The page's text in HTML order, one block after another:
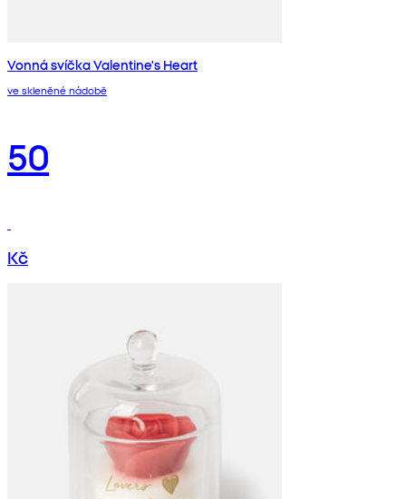
Vonná svíčka Valentine's Heart
ve skleněné nádobě
50
Kč